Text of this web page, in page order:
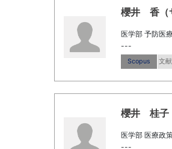
櫻井 香（
医学部 予防医
---
Scopus 文
櫻井 桂子
医学部 医療政
---